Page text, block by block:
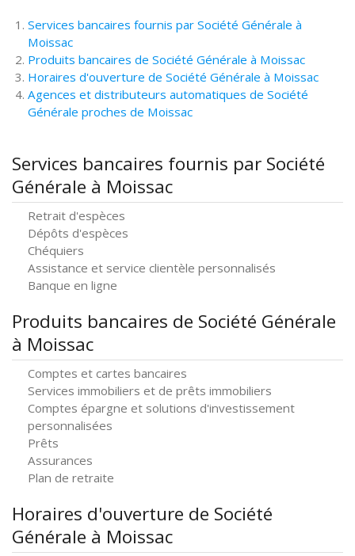
Services bancaires fournis par Société Générale à
Moissac
Produits bancaires de Société Générale à Moissac
Horaires d'ouverture de Société Générale à Moissac
Agences et distributeurs automatiques de Société
Générale proches de Moissac
Services bancaires fournis par Société
Générale à Moissac
Retrait d'espèces
Dépôts d'espèces
Chéquiers
Assistance et service clientèle personnalisés
Banque en ligne
Produits bancaires de Société Générale
à Moissac
Comptes et cartes bancaires
Services immobiliers et de prêts immobiliers
Comptes épargne et solutions d'investissement
personnalisées
Prêts
Assurances
Plan de retraite
Horaires d'ouverture de Société
Générale à Moissac